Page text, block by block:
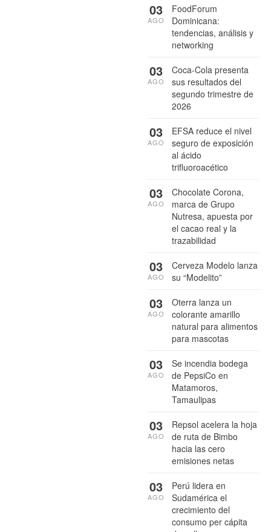
FoodForum
Dominicana:
tendencias, análisis y
networking
03
AGO
Coca-Cola presenta
sus resultados del
segundo trimestre de
2026
03
AGO
EFSA reduce el nivel
seguro de exposición
al ácido
trifluoroacético
03
AGO
Chocolate Corona,
marca de Grupo
Nutresa, apuesta por
el cacao real y la
trazabilidad
03
AGO
Cerveza Modelo lanza
su “Modelito”
03
AGO
Oterra lanza un
colorante amarillo
natural para alimentos
para mascotas
03
AGO
Se incendia bodega
de PepsiCo en
Matamoros,
Tamaulipas
03
AGO
Repsol acelera la hoja
de ruta de Bimbo
hacia las cero
emisiones netas
03
AGO
Perú lidera en
Sudamérica el
crecimiento del
consumo per cápita
03
AGO